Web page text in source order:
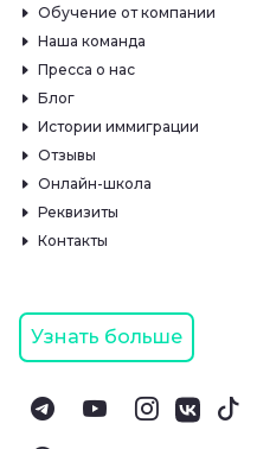
Обучение от компании
Наша команда
Пресса о нас
Блог
Истории иммиграции
Отзывы
Онлайн-школа
Реквизиты
Контакты
Узнать больше